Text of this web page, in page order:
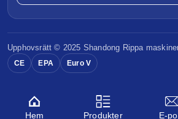
Upphovsrätt © 2025 Shandong Rippa
CE EPA Euro V
Hem Produkter E-